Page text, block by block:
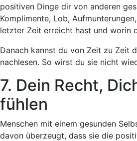
positiven Dinge dir von anderen
Komplimente, Lob,
letzter Zeit erreicht hast und worin
Danach kannst du von Zeit zu Zeit
nachlesen. So wirst du sie nicht
7. Dein Recht,
fühlen
Menschen mit einem gesunden
davon überzeugt, dass sie die